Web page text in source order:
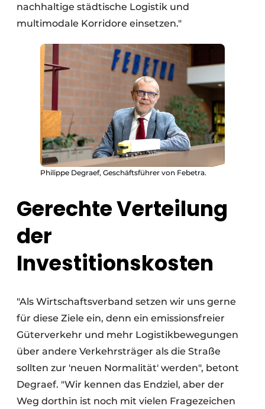
nachhaltige städtische Logistik und
multimodale Korridore einsetzen."
Philippe Degraef, Geschäftsführer von Febetra.
Gerechte Verteilung
der
Investitionskosten
"Als Wirtschaftsverband setzen wir uns gerne
für diese Ziele ein, denn ein emissionsfreier
Güterverkehr und mehr Logistikbewegungen
über andere Verkehrsträger als die Straße
sollten zur 'neuen Normalität' werden", betont
Degraef. "Wir kennen das Endziel, aber der
Weg dorthin ist noch mit vielen Fragezeichen